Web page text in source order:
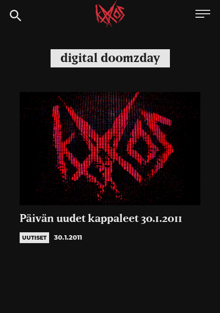
Siirry
suoraan
Kaaoszine
digital doomzday
Päivän uudet kappaleet 30.1.2011
UUTISET 30.1.2011